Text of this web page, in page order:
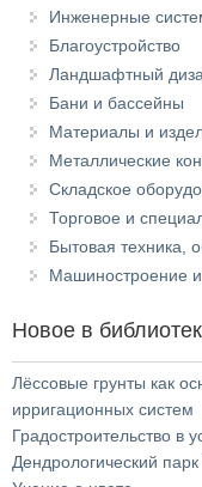
Инженерные
Благоустройство
Ландшафтный
Бани и бассейны
Материалы и
Металлические
Складское
Торговое и
Бытовая техника,
Машиностроение
Новое в
Лёссовые грунты как
ирригационных систем
Градостроительство в
Дендрологический